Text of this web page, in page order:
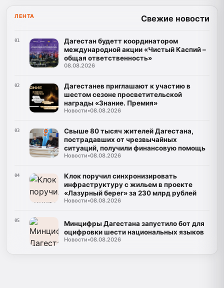
ЛЕНТА Свежие новости
01
Дагестан будетт координатором
международной акции «Чистый Каспий –
общая ответственность»
08.08.2026
02
Дагестанев приглашают к участию в
шестом сезоне просветительской
награды «Знание. Премия»
Новости•08.08.2026
03
Свыше 80 тысяч жителей Дагестана,
пострадавших от чрезвычайных
ситуаций, получили финансовую помощь
Новости•08.08.2026
04
Клок поручил синхронизировать
инфраструктуру с жильем в проекте
«Лазурный берег» за 230 млрд рублей
Новости•08.08.2026
05
Минцифры Дагестана запустило бот для
оцифровки шести национальных языков
Новости•08.08.2026